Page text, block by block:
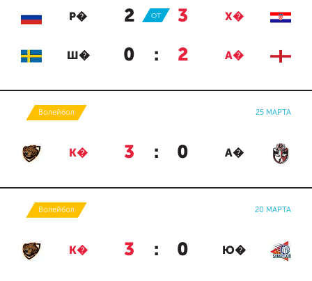
Р� 2 : 3 Х�
ОТ
Ш� 0 : 2 А�
Волейбол 25 МАРТА
К� 3 : 0 А�
Волейбол 20 МАРТА
К� 3 : 0 Ю�